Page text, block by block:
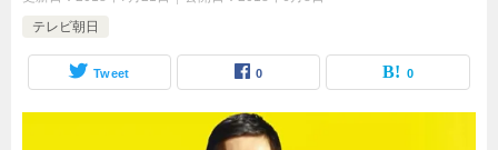
テレビ朝日
Tweet 0 0